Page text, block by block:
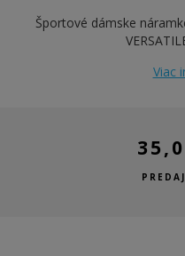
Športové dámske
Viac